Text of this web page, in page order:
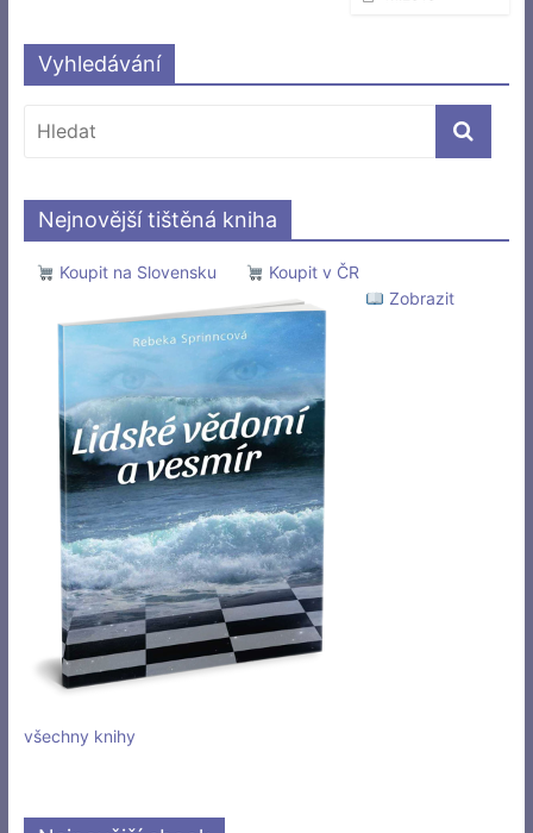
Vyhledávání
Nejnovější tištěná kniha
Koupit na Slovensku
Koupit v ČR
Zobrazit
všechny knihy